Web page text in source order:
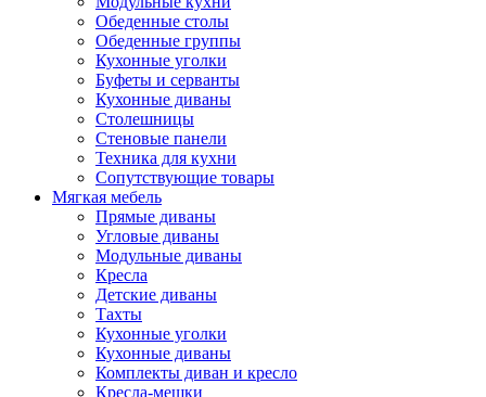
Обеденные столы
Обеденные группы
Кухонные уголки
Буфеты и серванты
Кухонные диваны
Столешницы
Стеновые панели
Техника для кухни
Сопутствующие товары
Мягкая мебель
Прямые диваны
Угловые диваны
Модульные диваны
Кресла
Детские диваны
Тахты
Кухонные уголки
Кухонные диваны
Комплекты диван и кресло
Кресла-мешки